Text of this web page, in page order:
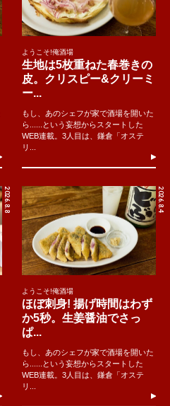
ようこそ!俺酒場
生地は5枚重ねた春巻きの
皮。クリスピー&クリーミ
ー...
もし、あのシェフが家で酒場を開いた
ら......という妄想からスタートした
WEB連載。3人目は、鎌倉「オステ
リ...
2026.8.8 2026.8.4
ようこそ!俺酒場
ほぼ刺身! 揚げ時間はわず
か5秒。生姜醤油でさっ
ぱ...
もし、あのシェフが家で酒場を開いた
ら......という妄想からスタートした
WEB連載。3人目は、鎌倉「オステ
リ...